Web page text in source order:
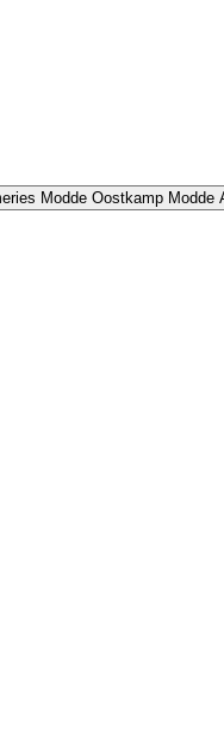
Modde Oostkamp Modde